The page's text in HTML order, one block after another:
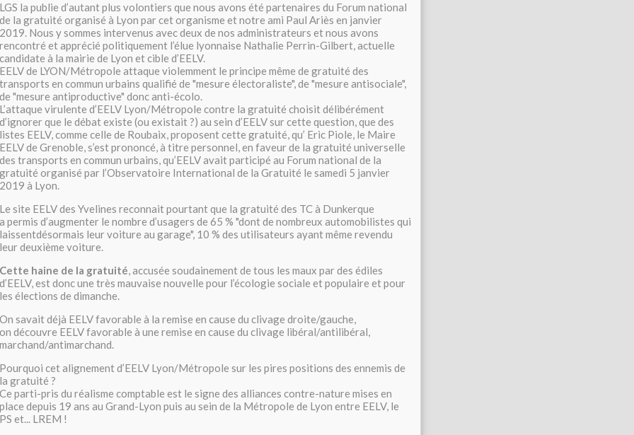
LGS la publie d’autant plus volontiers que nous avons été partenaires du Forum national
de la gratuité organisé à Lyon par cet organisme et notre ami Paul Ariès en janvier
2019. Nous y sommes intervenus avec deux de nos administrateurs et nous avons
rencontré et apprécié politiquement l’élue lyonnaise Nathalie Perrin-Gilbert, actuelle
candidate à la mairie de Lyon et cible d’EELV.
EELV de LYON/Métropole attaque violemment le principe même de gratuité des
transports en commun urbains qualifié de "mesure électoraliste", de "mesure antisociale",
de "mesure antiproductive" donc anti-écolo.
L’attaque virulente d’EELV Lyon/Métropole contre la gratuité choisit délibérément
d’ignorer que le débat existe (ou existait ?) au sein d’EELV sur cette question, que des
listes EELV, comme celle de Roubaix, proposent cette gratuité, qu’ Eric Piole, le Maire
EELV de Grenoble, s’est prononcé, à titre personnel, en faveur de la gratuité universelle
des transports en commun urbains, qu’EELV avait participé au Forum national de la
gratuité organisé par l’Observatoire International de la Gratuité le samedi 5 janvier
2019 à Lyon.
Le site EELV des Yvelines reconnait pourtant que la gratuité des TC à Dunkerque
a permis d’augmenter le nombre d’usagers de 65 % "dont de nombreux automobilistes qui
laissentdésormais leur voiture au garage", 10 % des utilisateurs ayant même revendu
leur deuxième voiture.
Cette haine de la gratuité, accusée soudainement de tous les maux par des édiles
d’EELV, est donc une très mauvaise nouvelle pour l’écologie sociale et populaire et pour
les élections de dimanche.
On savait déjà EELV favorable à la remise en cause du clivage droite/gauche,
on découvre EELV favorable à une remise en cause du clivage libéral/antilibéral,
marchand/antimarchand.
Pourquoi cet alignement d’EELV Lyon/Métropole sur les pires positions des ennemis de
la gratuité ?
Ce parti-pris du réalisme comptable est le signe des alliances contre-nature mises en
place depuis 19 ans au Grand-Lyon puis au sein de la Métropole de Lyon entre EELV, le
PS et... LREM !